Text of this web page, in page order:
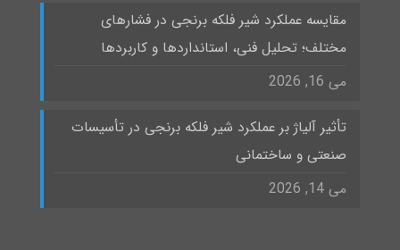
مقایسه عملکرد شیر فلکه برنجی در فشارهای
مختلف؛ تحلیل فنی، استانداردها و کاربردها
می 16, 2026
تأثیر آلیاژ بر عملکرد شیر فلکه برنجی در تأسیسات
صنعتی و ساختمانی
می 14, 2026